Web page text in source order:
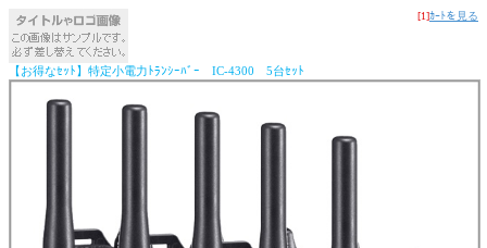
[1]ｶｰﾄを見る
【お得なｾｯﾄ】特定小電力ﾄﾗﾝｼｰﾊﾞｰ IC-4300 5台ｾｯﾄ